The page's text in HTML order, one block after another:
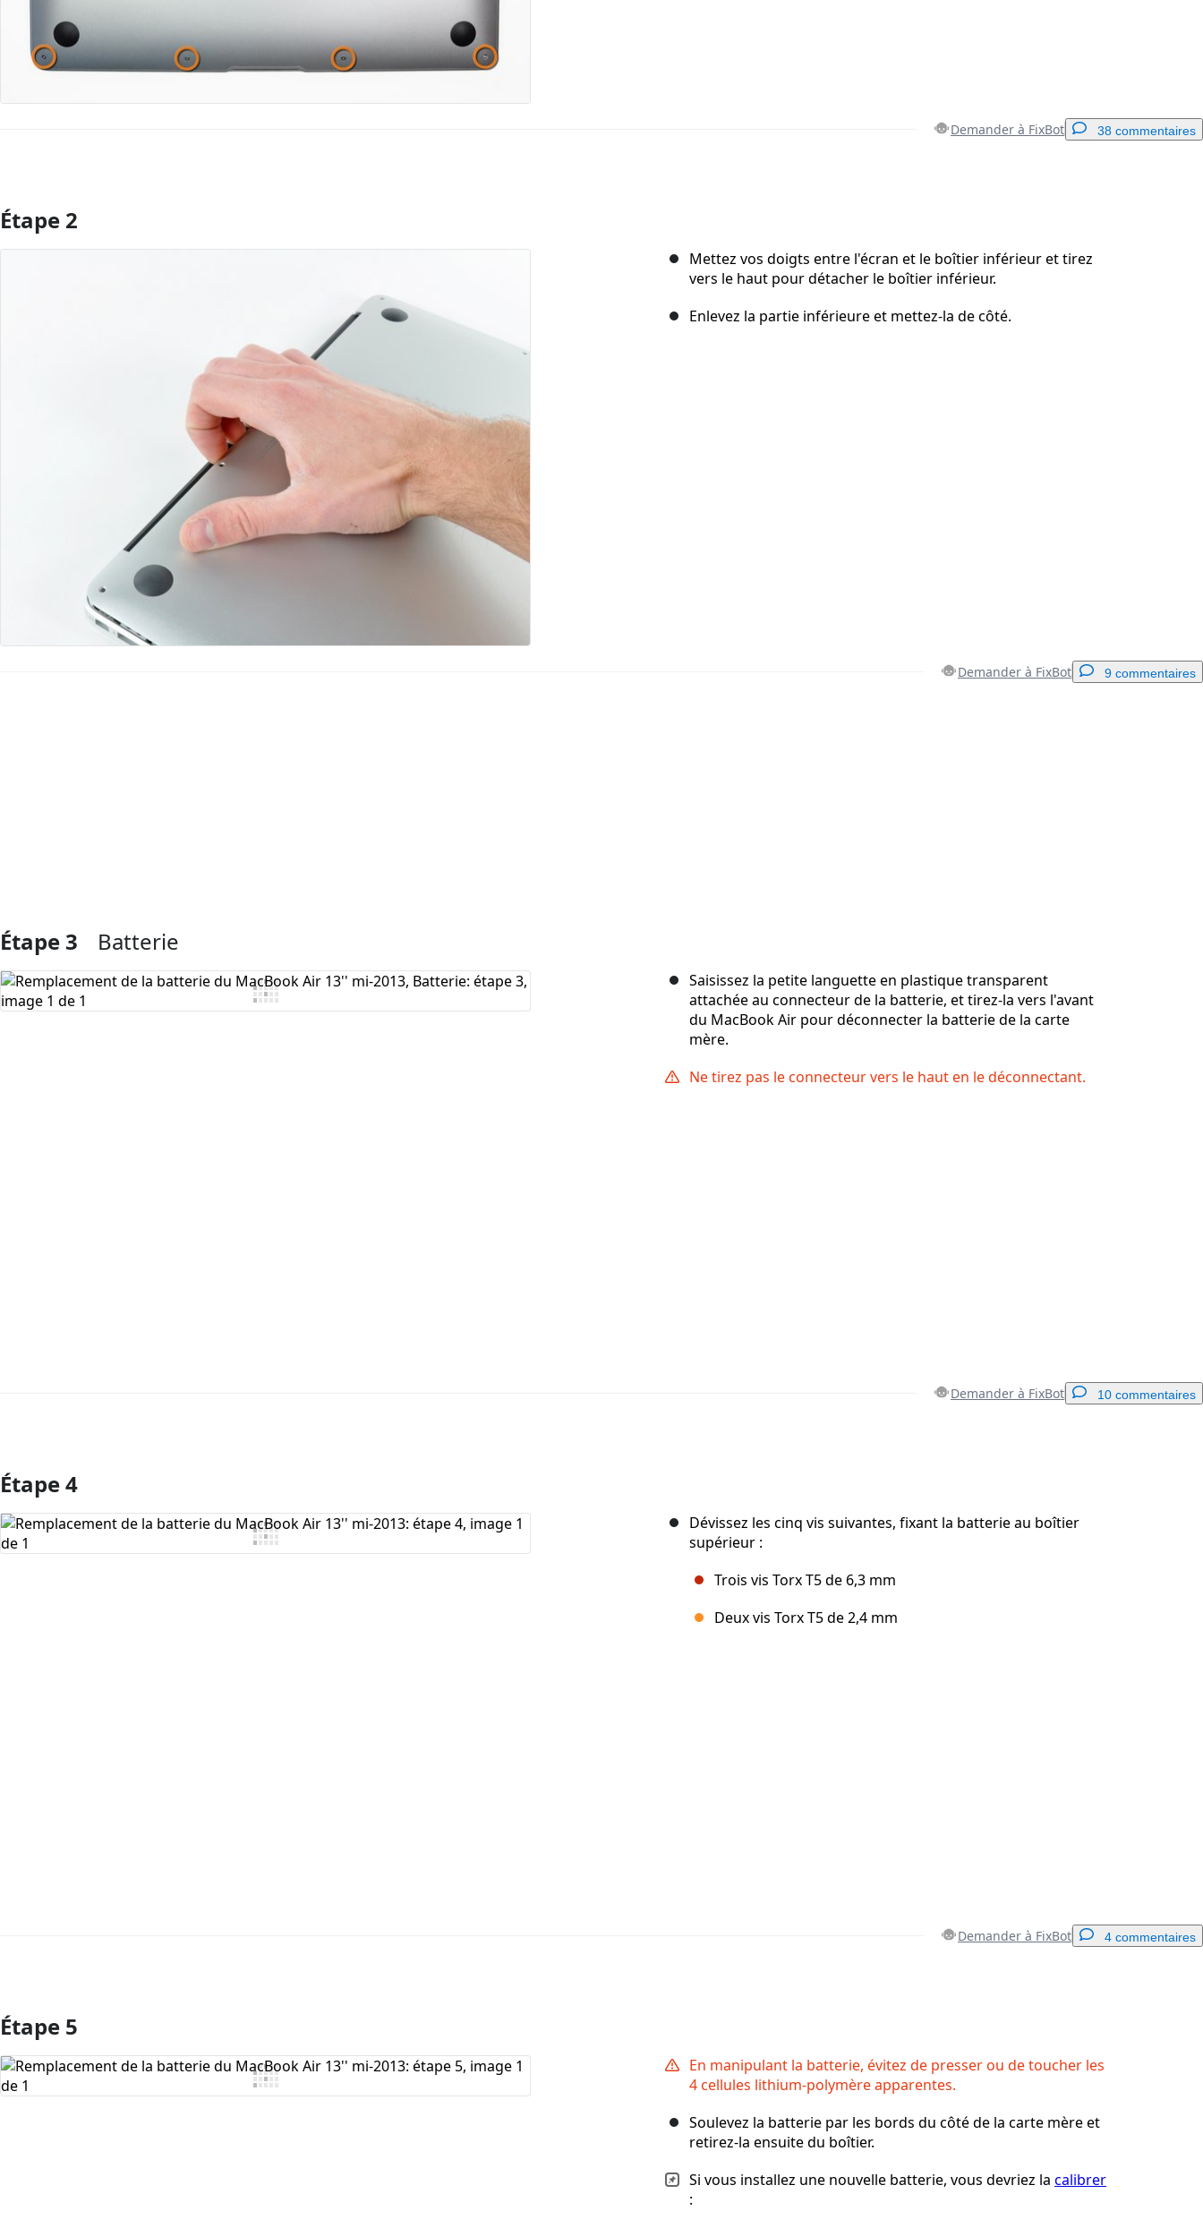
Demander à FixBot 38 commentaires
Ajouter un commentaire
Étape 2
Mettez vos doigts entre l'écran et le boîtier inférieur et tirez
vers le haut pour détacher le boîtier inférieur.
Enlevez la partie inférieure et mettez-la de côté.
Demander à FixBot 9 commentaires
Étape 3 Batterie
Saisissez la petite languette en plastique transparent
attachée au connecteur de la batterie, et tirez-la vers l'avant
du MacBook Air pour déconnecter la batterie de la carte
mère.
Ne tirez pas le connecteur vers le haut en le déconnectant.
Demander à FixBot 10 commentaires
Ajouter un commentaire
Étape 4
Dévissez les cinq vis suivantes, fixant la batterie au boîtier
supérieur :
Trois vis Torx T5 de 6,3 mm
Deux vis Torx T5 de 2,4 mm
Demander à FixBot 4 commentaires
Ajouter un commentaire
Étape 5
En manipulant la batterie, évitez de presser ou de toucher les
4 cellules lithium-polymère apparentes.
Soulevez la batterie par les bords du côté de la carte mère et
retirez-la ensuite du boîtier.
Si vous installez une nouvelle batterie, vous devriez la calibrer
: